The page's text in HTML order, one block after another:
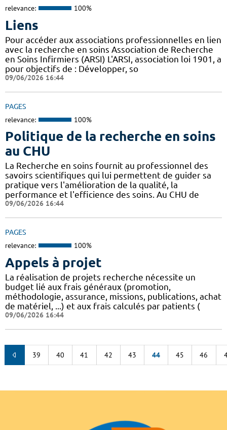
relevance: 100%
Liens
Pour accéder aux associations professionnelles en lien
avec la recherche en soins Association de Recherche
en Soins Infirmiers (ARSI) L'ARSI, association loi 1901, a
pour objectifs de : Développer, so
09/06/2026 16:44
PAGES
relevance: 100%
Politique de la recherche en soins
au CHU
La Recherche en soins fournit au professionnel des
savoirs scientifiques qui lui permettent de guider sa
pratique vers l'amélioration de la qualité, la
performance et l'efficience des soins. Au CHU de
09/06/2026 16:44
PAGES
relevance: 100%
Appels à projet
La réalisation de projets recherche nécessite un
budget lié aux frais généraux (promotion,
méthodologie, assurance, missions, publications, achat
de matériel, ...) et aux frais calculés par patients (
09/06/2026 16:44
39 40 41 42 43 44 45 46